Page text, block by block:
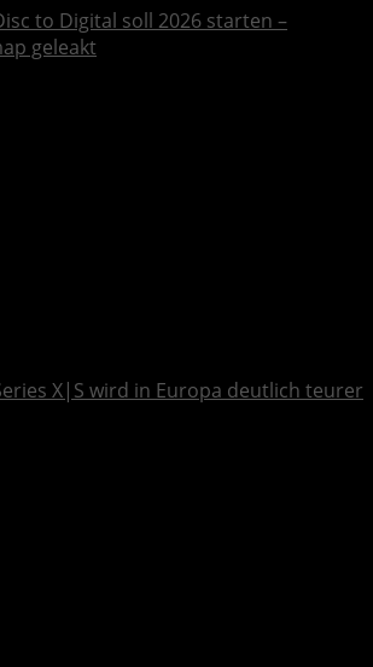
to Digital soll 2026 starten –
geleakt
X|S wird in Europa deutlich teurer